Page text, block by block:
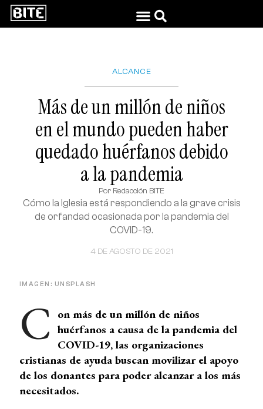
ALCANCE
Más de un millón de niños
en el mundo pueden haber
quedado huérfanos debido
a la pandemia
Por Redacción BITE
4 DE AGOSTO DE 2021
Cómo la Iglesia está respondiendo a la grave crisis
de orfandad ocasionada por la pandemia del
COVID-19.
IMAGEN: UNSPLASH
C on más de un millón de niños
huérfanos a causa de la pandemia del
COVID-19, las organizaciones
cristianas de ayuda buscan movilizar el apoyo
de los donantes para poder alcanzar a los más
necesitados.